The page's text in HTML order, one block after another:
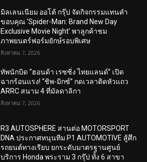
มิลเลนเนียม ออโต้ กรุ๊ป จัดกิจกรรมแทนคำ
ขอบคุณ ‘Spider-Man: Brand New Day
Exclusive Movie Night’ พาลูกค้าชม
ภาพยนตร์ฟอร์มยักษ์รอบพิเศษ
สิงหาคม 7, 2026
ทัพนักบิด “ฮอนด้า เรซซิ่ง ไทยแลนด์” เปิด
ฉากร้อนแรง! “ชิพ-มิกซ์” กดเวลาติดหัวแถว
ARRC สนาม 4 ที่มัลดาลิกา
สิงหาคม 7, 2026
R3 AUTOSPHERE สานต่อ MOTORSPORT
DNA ประกาศหนุนทีม P1 AUTOMOTIVE สู้ศึก
รถยนต์ทางเรียบ ยกระดับมาตรฐานศูนย์
บริการ Honda พระราม 3 กรุ๊ป ทั้ง 6 สาขา